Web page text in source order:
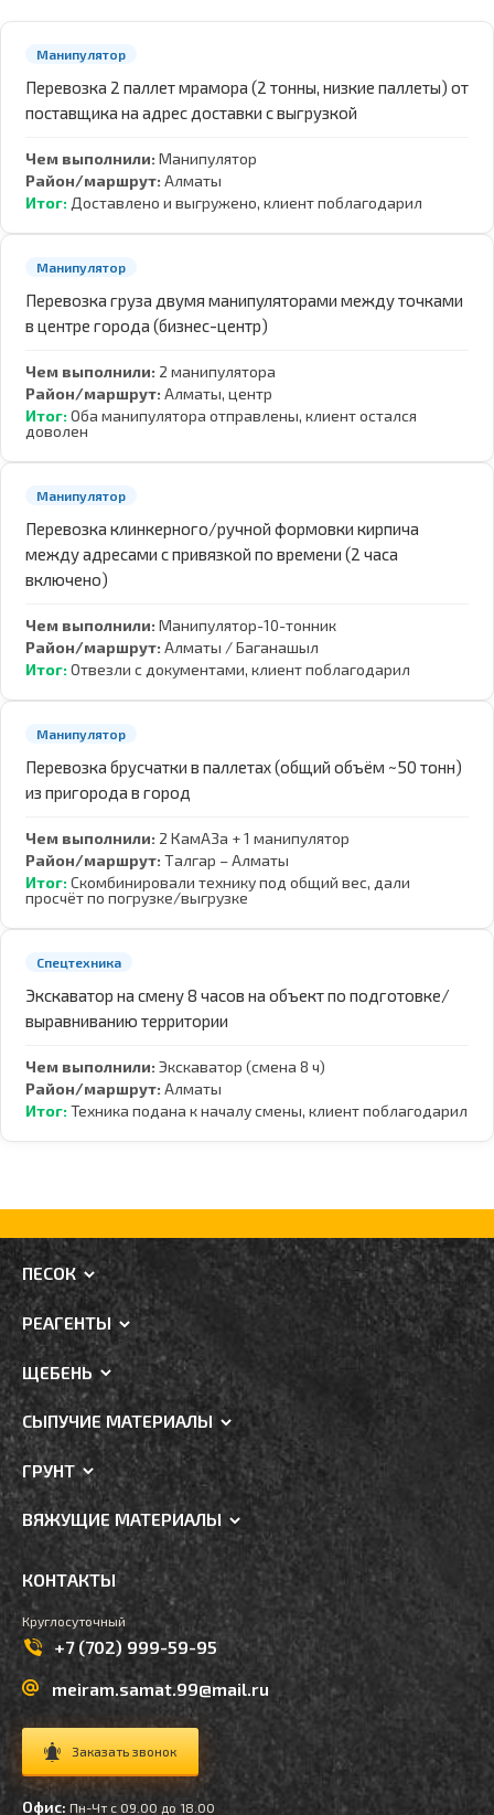
Манипулятор
Перевозка 2 паллет мрамора (2 тонны, низкие паллеты) от
поставщика на адрес доставки с выгрузкой
Чем выполнили: Манипулятор
Район/маршрут: Алматы
Итог: Доставлено и выгружено, клиент поблагодарил
Манипулятор
Перевозка груза двумя манипуляторами между точками
в центре города (бизнес-центр)
Чем выполнили: 2 манипулятора
Район/маршрут: Алматы, центр
Итог:Оба манипулятора отправлены, клиент остался
доволен
Манипулятор
Перевозка клинкерного/ручной формовки кирпича
между адресами с привязкой по времени (2 часа
включено)
Чем выполнили: Манипулятор-10-тонник
Район/маршрут: Алматы / Баганашыл
Итог:Отвезли с документами, клиент поблагодарил
Манипулятор
Перевозка брусчатки в паллетах (общий объём ~50 тонн)
из пригорода в город
Чем выполнили: 2 КамАЗа + 1 манипулятор
Район/маршрут: Талгар – Алматы
Итог:Скомбинировали технику под общий вес, дали
просчёт по погрузке/выгрузке
Спецтехника
Экскаватор на смену 8 часов на объект по подготовке/
выравниванию территории
Чем выполнили: Экскаватор (смена 8 ч)
Район/маршрут: Алматы
Итог:Техника подана к началу смены, клиент поблагодарил
ПЕСОК
РЕАГЕНТЫ
ЩЕБЕНЬ
СЫПУЧИЕ МАТЕРИАЛЫ
ГРУНТ
ВЯЖУЩИЕ МАТЕРИАЛЫ
КОНТАКТЫ
Круглосуточный
+7 (702) 999-59-95
meiram.samat.99@mail.ru
Заказать звонок
Офис: Пн-Чт с 09.00 до 18.00